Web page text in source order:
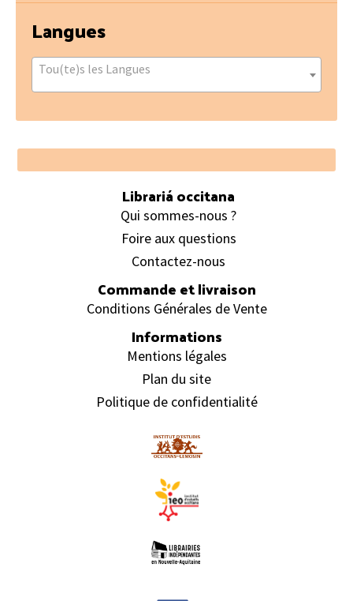
Langues
Tou(te)s les Langues
Footer
Librariá occitana
Qui sommes-nous ?
Foire aux questions
Contactez-nous
Commande et livraison
Conditions Générales de Vente
Informations
Mentions légales
Plan du site
Politique de confidentialité